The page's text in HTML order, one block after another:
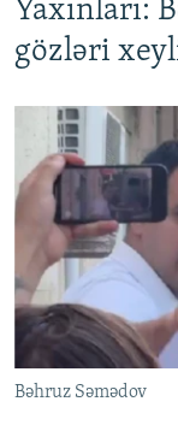
Yaxınları:
gözləri
Bəhruz Səmədov